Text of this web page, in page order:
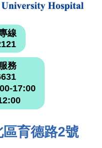
線
務
17:00
育德路2號